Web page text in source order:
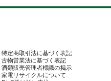
特定商取引法に基づく表記
古物営業法に基づく表記
酒類販売管理者標識の掲示
家電リサイクルについて